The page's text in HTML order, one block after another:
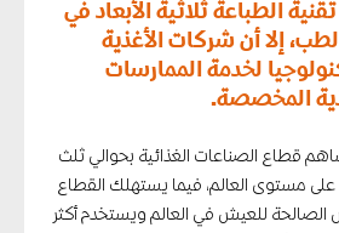
الطباعة ثلاثية الأبعاد في
إلا أن شركات الأغذية
لخدمة الممارسات
المخصصة.
قطاع الصناعات الغذائية بحوالي ثلث
على مستوى العالم، فيما يستهلك القطاع
الصالحة للعيش في العالم ويستخدم أكثر